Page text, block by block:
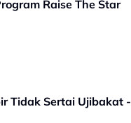
Raise The Star
Tidak Sertai Ujibakat -